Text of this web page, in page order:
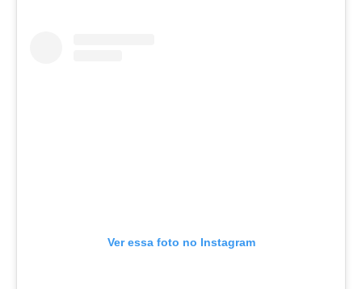
Ver essa foto no Instagram